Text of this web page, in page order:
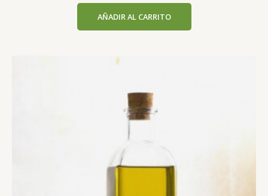
Valorado
0
5
AÑADIR AL CARRITO